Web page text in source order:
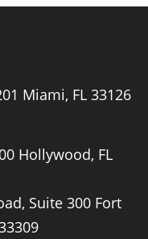
Miami, FL 33126
Hollywood, FL
Suite 300 Fort